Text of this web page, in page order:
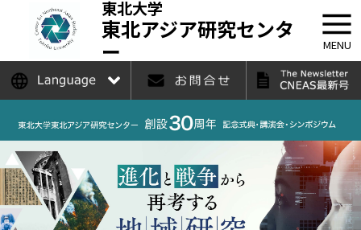
東北大学
東北アジア研究センタ
ー
MENU
日本語 English